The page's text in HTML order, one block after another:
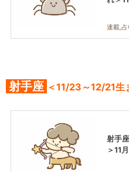
連載,
射手座 ＜11/23～12/21生
射手
＞11